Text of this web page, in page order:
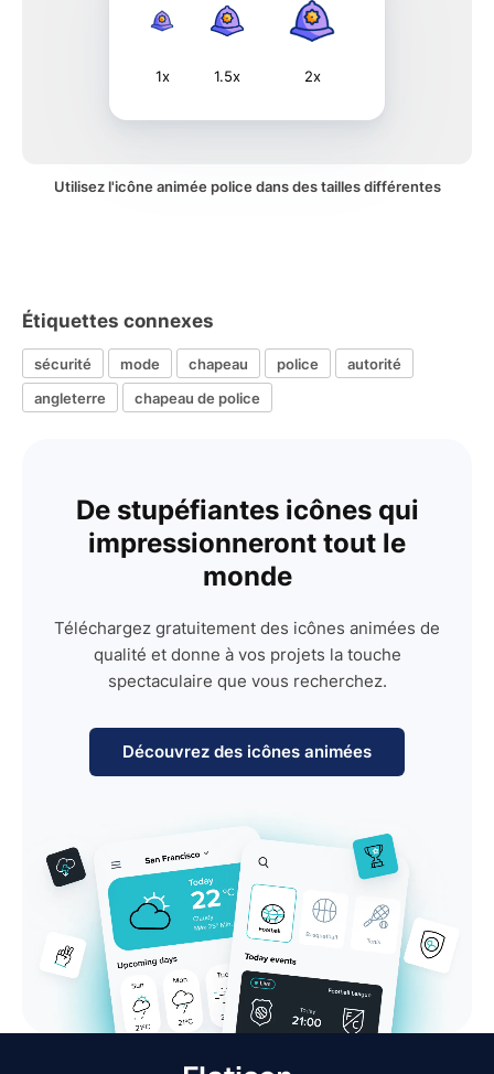
1x 1.5x 2x
Utilisez l'icône animée police dans des tailles différentes
Étiquettes connexes
sécurité mode chapeau police
autorité
angleterre
chapeau de police
De stupéfiantes icônes qui
impressionneront tout le
monde
Téléchargez gratuitement des icônes animées de
qualité et donne à vos projets la touche
spectaculaire que vous recherchez.
Découvrez des icônes animées